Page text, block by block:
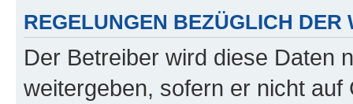
REGELUNGEN BEZÜGLICH DER
Der Betreiber wird diese Daten
weitergeben, sofern er nicht